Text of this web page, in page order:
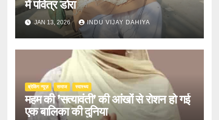
में पवित्र डोरा
JAN 13, 2026 INDU VIJAY DAHIYA
ब्रेकिंग न्यूज़ समाज स्वास्थ्य
महम की ’सत्यावंती’ की आंखों से रोशन हो गई
एक बालिका की दुनिया